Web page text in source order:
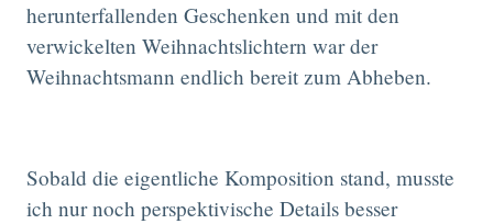
herunterfallenden Geschenken und mit den
verwickelten Weihnachtslichtern war der
Weihnachtsmann endlich bereit zum Abheben.
Sobald die eigentliche Komposition stand, musste
ich nur noch perspektivische Details besser